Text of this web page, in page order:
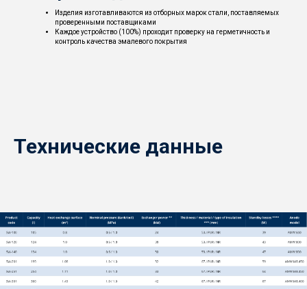
Изделия изготавливаются из отборных марок стали, поставляемых
проверенными поставщиками
Каждое устройство (100%) проходит проверку на герметичность и
контроль качества эмалевого покрытия
Технические данные